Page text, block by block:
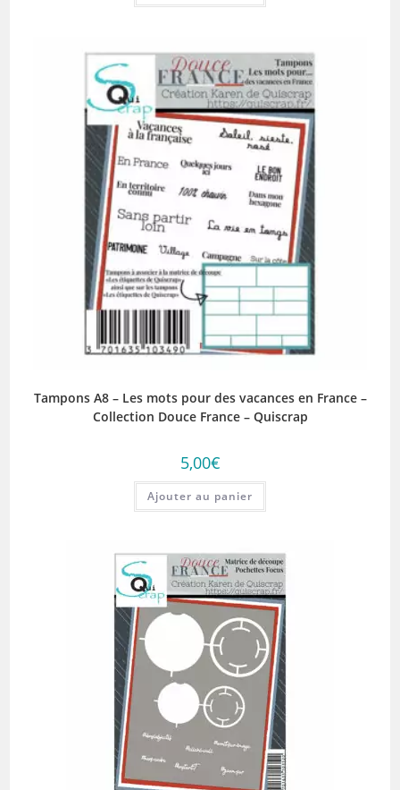
Tampons A8 – Les mots pour des vacances en France –
Collection Douce France – Quiscrap
5,00€
Ajouter au panier